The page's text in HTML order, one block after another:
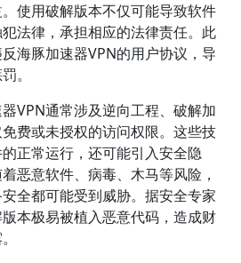
使用破解版本不仅可能导致软件
法律，承担相应的法律责任。此
海豚加速器VPN的用户协议，导
。
VPN通常涉及逆向工程、破解加
费或未授权的访问权限。这些技
正常运行，还可能引入安全隐
恶意软件、病毒、木马等风险，
全都可能受到威胁。据安全专家
本极易被植入恶意代码，造成财